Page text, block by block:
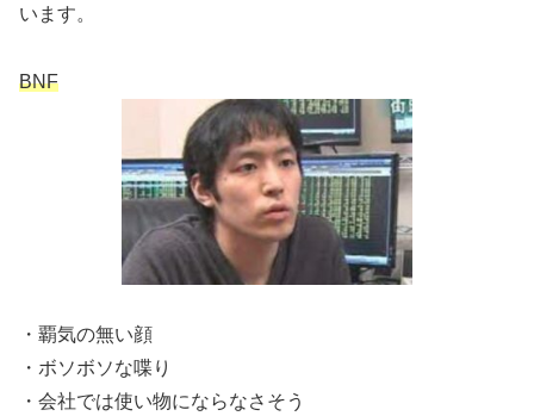
います。
BNF
・覇気の無い顔
・ボソボソな喋り
・会社では使い物にならなさそう